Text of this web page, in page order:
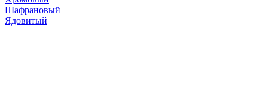
Шафрановый
Ядовитый